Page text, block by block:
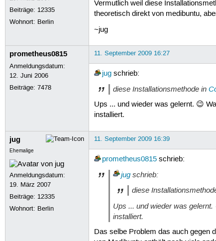
15:53:13 (326.00 KB/s) -
dpkg-source: Warnung:
dpkg-source: extracting
dpkg-source: unpacking
dpkg-source: applying ./
dh_testdir
		--infodir=${prefix}/share/info
checking host system type...
checking target system type...
checking whether build
checking for gawk... no
checking for mawk... mawk
checking whether make sets
checking for gcc... gcc
checking for C compiler
See `config.log' for more
make: *** [build-stamp] Fehler
k@e-laptop:~$
Beiträge: 12335
Wohnort: Berlin
Vermutlich weil diese
theoretisch direkt von medibuntu,
~jug
prometheus0815
Anmeldungsdatum:
12. Juni 2006
Beiträge:7478
11. September 2009 16:27
jugschrieb:
diese Installationsmethode in
Ups ... und wieder was gelernt. 😉
installiert.
jug
Ehemalige
Anmeldungsdatum:
19. März 2007
Beiträge: 12335
Wohnort: Berlin
11. September 2009 16:39
prometheus0815schrieb:
jugschrieb:
diese
Ups ... und wieder was
installiert.
Das selbe Problem das auch gegen